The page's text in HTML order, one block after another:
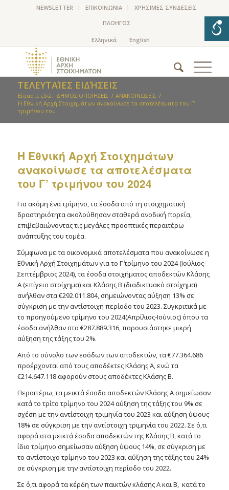
NEWSLETTER ΕΠΙΚΟΙΝΩΝΙΑ
ΧΡΗΣΙΜΕΣ ΣΥΝΔΕΣΕΙΣ
ΠΛΟΗΓΟΣ
ΤΕΛΕΥΤΑΊΕΣ ΕΙΔΉΣΕΙΣ
Είσαστε εδώ: ΔΗΜΟΣΙΟΠΟΙΗΣΕΙΣ / ΑΝΑΚΟΙΝΩΣΕΙΣ /
Η Εθνική Αρχή Στοιχημάτων ανακοίνωσε τα αποτελέσματα του Γ’
τριμήνου του ...
Η Εθνική Αρχή Στοιχημάτων
ανακοίνωσε τα αποτελέσματα
του Γ’ τριμήνου του 2024
Για ακόμη ένα τρίμηνο, τα έσοδα από τη στοιχηματική
δραστηριότητα ακολούθησαν σταθερά ανοδική πορεία,
επιβεβαιώνοντας τις μεγάλες προοπτικές περαιτέρω
ανάπτυξης του τομέα.
Σύμφωνα με τα οικονομικά αποτελέσματα που ανακοίνωσε η
Εθνική Αρχή Στοιχημάτων για το Γ΄ τρίμηνο του 2024 (Ιούλιος-
Σεπτέμβριος 2024), τα έσοδα στοιχήματος αποδεκτών Κλάσης
Α (επίγειο στοίχημα) και Κλάσης Β (διαδικτυακό στοίχημα)
ανήλθαν στα €292.011.804, σημειώνοντας αύξηση 13% σε
σύγκριση με την αντίστοιχη περίοδο του 2023. Συγκριτικά με
το προηγούμενο τρίμηνο του 2024(Απρίλιος-Ιούνιος) όπου τα
έσοδα ανήλθαν στα €287.889.316, παρουσιάστηκε μικρή
αύξηση της τάξης του 2%.
Από το σύνολο των εσόδων των αποδεκτών, τα €77.364.686
προέρχονται από τους αποδέκτες Κλάσης Α, ενώ τα
€214.647.118 αφορούν στους αποδέκτες Κλάσης Β.
Περαιτέρω, τα μεικτά έσοδα αποδεκτών Κλάσης Α σημείωσαν
κατά το τρίτο τρίμηνο του 2024 αύξηση της τάξης του 9% σε
σχέση με την αντίστοιχη τριμηνία του 2023 και αύξηση ύψους
18% σε σύγκριση με την αντίστοιχη τριμηνία του 2022. Σε ό,τι
αφορά στα μεικτά έσοδα αποδεκτών της Κλάσης Β, κατά το
ίδιο τρίμηνο σημείωσαν αύξηση ύψους 14%, σε σύγκριση με
το αντίστοιχο τρίμηνο του 2023 και αύξηση της τάξης του 24%
σε σύγκριση με την αντίστοιχη περίοδο του 2022.
Σε ό,τι αφορά τα κέρδη των παικτών κλάσης Α και Β, κατά το